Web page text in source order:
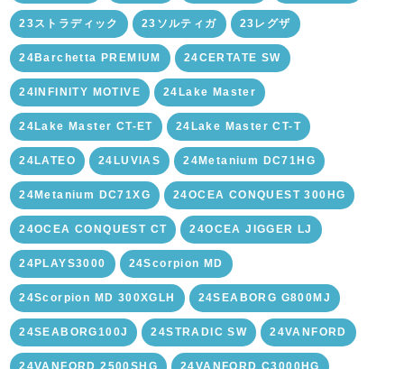
23ストラディック 23ソルティガ 23レグザ
24Barchetta PREMIUM 24CERTATE SW
24INFINITY MOTIVE 24Lake Master
24Lake Master CT-ET 24Lake Master CT-T
24LATEO 24LUVIAS 24Metanium DC71HG
24Metanium DC71XG 24OCEA CONQUEST 300HG
24OCEA CONQUEST CT 24OCEA JIGGER LJ
24PLAYS3000 24Scorpion MD
24Scorpion MD 300XGLH 24SEABORG G800MJ
24SEABORG100J 24STRADIC SW 24VANFORD
24VANFORD 2500SHG 24VANFORD C3000HG